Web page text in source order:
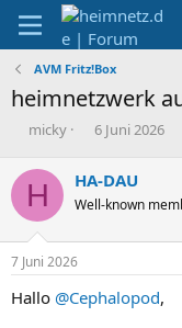
AVM Fritz!Box
heimnetzwerk
E
s
t
e
l
l
e
micky
E
t
e
l
m
6 Juni 2026
H HA-DAU
Well-known
7 Juni 2026
Hallo @Cephalopod,